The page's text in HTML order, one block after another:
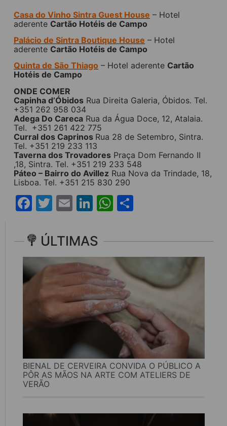
Casa do Vinho Sintra Guest House – Hotel
aderente Cartão Hotéis de Campo
Palácio de Sintra Boutique House – Hotel
aderente Cartão Hotéis de Campo
Quinta de São Thiago – Hotel aderente Cartão
Hotéis de Campo
ONDE COMER
Capinha d’Óbidos Rua Direita Galeria, Óbidos. Tel.
+351 262 958 034
Adega Do Careca Rua da Água Doce, 12, Atalaia.
Tel. +351 261 422 775
Curral dos Caprinos Rua 28 de Setembro, Sintra.
Tel. +351 219 233 113
Taverna dos Trovadores Praça Dom Fernando II
,18, Sintra. Tel. +351 219 233 548
Páteo – Bairro do Avillez Rua Nova da Trindade, 18,
Lisboa. Tel. +351 215 830 290
Facebook
Twitter
EmailLinkedIn
WhatsApp
ÚLTIMAS
BIENAL DE CERVEIRA CONVIDA O PÚBLICO A
PÔR AS MÃOS NA ARTE COM ATELIERS DE
VERÃO